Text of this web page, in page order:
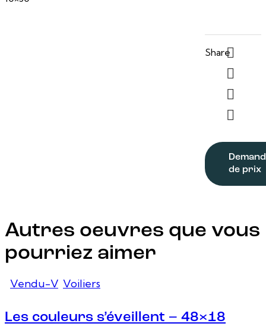
Share
de prix
Autres oeuvres que vous
pourriez aimer
Vendu-V Voiliers
Les couleurs s’éveillent – 48×18